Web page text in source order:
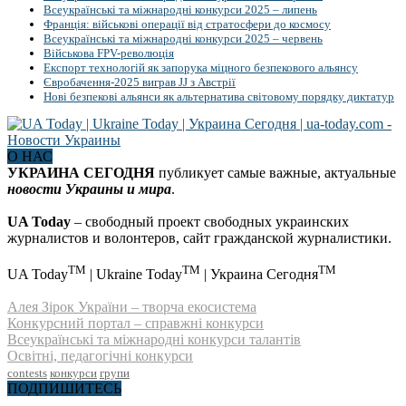
Всеукраїнські та міжнародні конкурси 2025 – липень
Франція: військові операції від стратосфери до космосу
Всеукраїнські та міжнародні конкурси 2025 – червень
Військова FPV-революція
Експорт технологій як запорука міцного безпекового альянсу
Євробачення-2025 виграв JJ з Австрії
Нові безпекові альянси як альтернатива світовому порядку диктатур
О НАС
УКРАИНА СЕГОДНЯ публикует самые важные, актуальные
новости Украины и мира.
UA Today – свободный проект свободных украинских
журналистов и волонтеров, сайт гражданской журналистики.
UA TodayTM | Ukraine TodayTM | Украина СегодняTM
Алея Зірок України – творча екосистема
Конкурсний портал – справжні конкурси
Всеукраїнські та міжнародні конкурси талантів
Освітні, педагогічні конкурси
contests конкурси групи
ПОДПИШИТЕСЬ